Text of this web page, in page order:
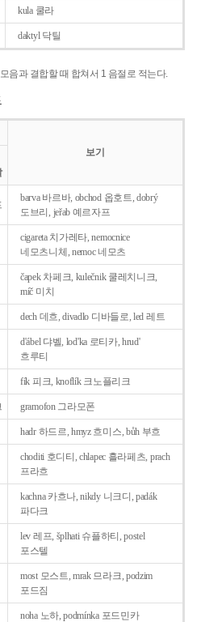
kula 쿨라
daktyl 닥틸
음과 결합할 때 합쳐서 1 음절로 적는다.
보기
barva 바르바, obchod 옵호트, dobrý
도브리, jeřab 예르자프
cigareta 치가레타, nemocnice
네모츠니체, nemoc 네모츠
čapek 차페크, kulečnik 쿨레치니크,
míč 미치
dech 데흐, divadlo 디바들로, led 레트
d'ábel 댜벨, lod'ka 로티카, hrud'
흐루티
fík 피크, knoflík 크노플리크
gramofon 그라모폰
hadr 하드르, hmyz 흐미스, bůh 부흐
choditi 호디티, chlapec 흘라페츠, prach
프라흐
kachna 카흐나, nikdy 니크디, padák
파다크
lev 레프, šplhati 슈플하티, postel
포스텔
most 모스트, mrak 므라크, podzim
포드짐
noha 노하, podmínka 포드민카